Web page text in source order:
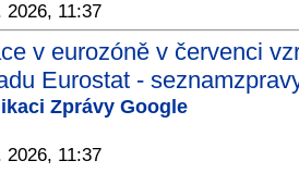
2026, 11:37
v eurozóně v červenci
Eurostat -
Zprávy Google
2026, 11:37